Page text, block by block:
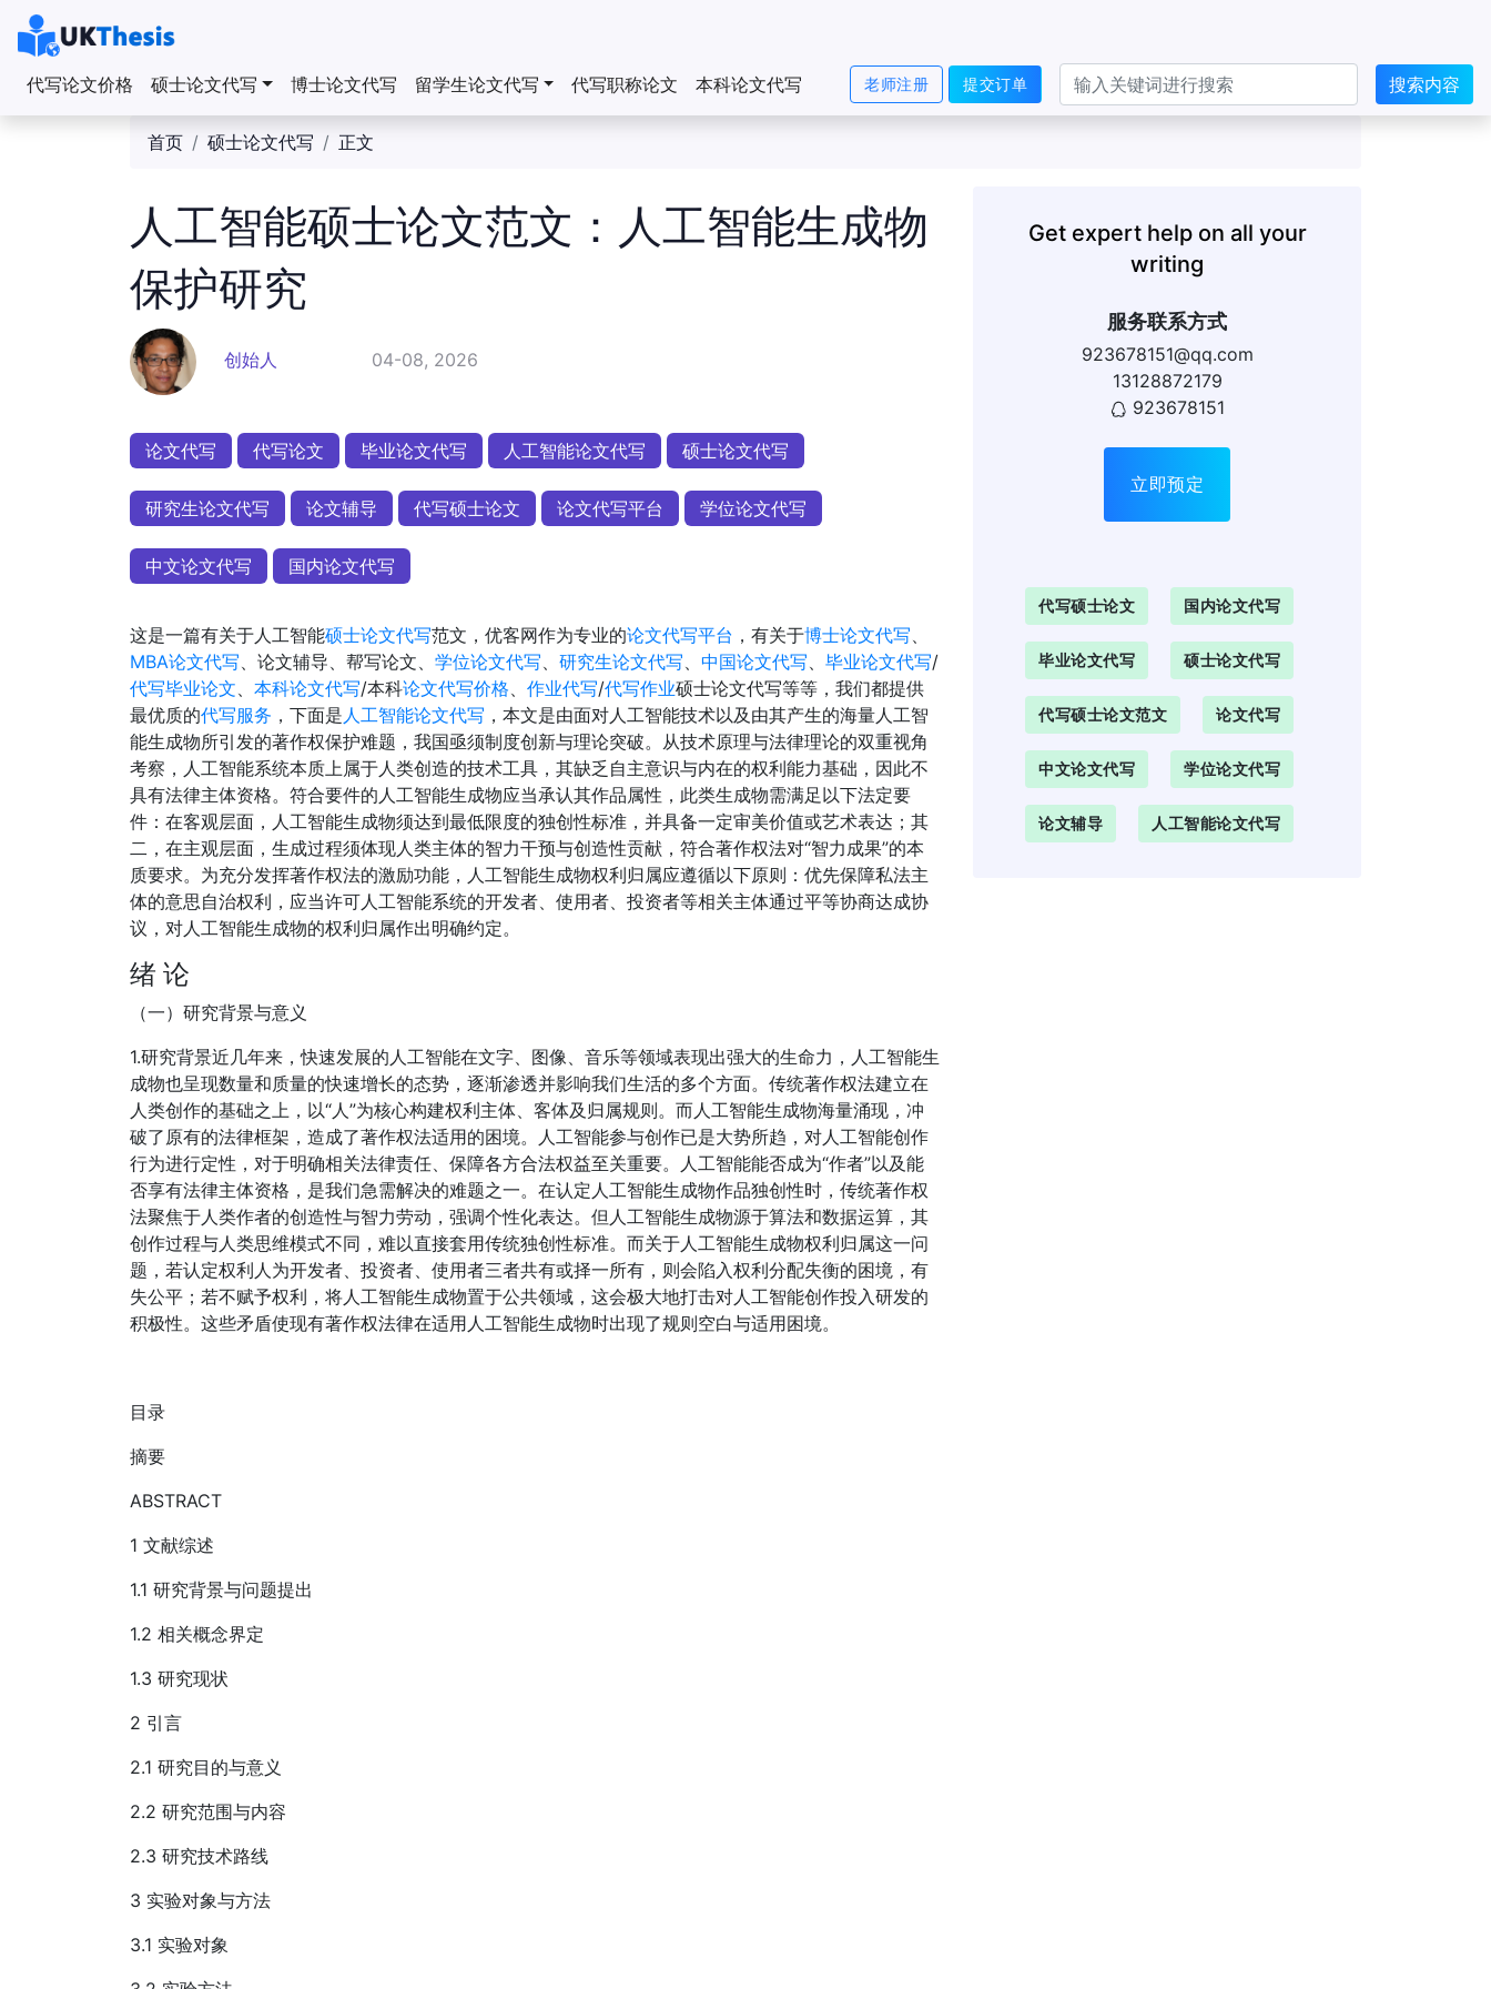
代写论文价格 硕士论文代写 博士论文代写 留学生论文代写 代写职称论文 本科论文代写 搜索内容
老师注册 提交订单
首页 硕士论文代写 正文
人工智能硕士论文范文：​人工智能生成物
保护研究
创始人 04-08, 2026
论文代写 代写论文 毕业论文代写 人工智能论文代写 硕士论文代写
研究生论文代写 论文辅导 代写硕士论文 论文代写平台 学位论文代写
中文论文代写 国内论文代写
这是一篇有关于人工智能硕士论文代写范文，优客网作为专业的论文代写平台 ，有关于博士论文代写、
MBA论文代写、论文辅导、帮写论文、 学位论文代写、 研究生论文代写、 中国论文代写、 毕业论文代写/
代写毕业论文、 本科论文代写/本科论文代写价格、 作业代写/代写作业硕士论文代写等等，我们都提供
最优质的代写服务 ，下面是人工智能论文代写 ，本文是由面对人工智能技术以及由其产生的海量人工智
能生成物所引发的著作权保护难题，我国亟须制度创新与理论突破。从技术原理与法律理论的双重视角
考察，人工智能系统本质上属于人类创造的技术工具，其缺乏自主意识与内在的权利能力基础，因此不
具有法律主体资格。符合要件的人工智能生成物应当承认其作品属性，此类生成物需满足以下法定要
件：在客观层面，人工智能生成物须达到最低限度的独创性标准，并具备一定审美价值或艺术表达；其
二，在主观层面，生成过程须体现人类主体的智力干预与创造性贡献，符合著作权法对“智力成果”的本
质要求。为充分发挥著作权法的激励功能，人工智能生成物权利归属应遵循以下原则：优先保障私法主
体的意思自治权利，应当许可人工智能系统的开发者、使用者、投资者等相关主体通过平等协商达成协
议，对人工智能生成物的权利归属作出明确约定。
绪 论
（一）研究背景与意义
1.研究背景近几年来，快速发展的人工智能在文字、图像、音乐等领域表现出强大的生命力，人工智能生
成物也呈现数量和质量的快速增长的态势，逐渐渗透并影响我们生活的多个方面。传统著作权法建立在
人类创作的基础之上，以“人”为核心构建权利主体、客体及归属规则。而人工智能生成物海量涌现，冲
破了原有的法律框架，造成了著作权法适用的困境。人工智能参与创作已是大势所趋，对人工智能创作
行为进行定性，对于明确相关法律责任、保障各方合法权益至关重要。人工智能能否成为“作者”以及能
否享有法律主体资格，是我们急需解决的难题之一。在认定人工智能生成物作品独创性时，传统著作权
法聚焦于人类作者的创造性与智力劳动，强调个性化表达。但人工智能生成物源于算法和数据运算，其
创作过程与人类思维模式不同，难以直接套用传统独创性标准。而关于人工智能生成物权利归属这一问
题，若认定权利人为开发者、投资者、使用者三者共有或择一所有，则会陷入权利分配失衡的困境，有
失公平；若不赋予权利，将人工智能生成物置于公共领域，这会极大地打击对人工智能创作投入研发的
积极性。这些矛盾使现有著作权法律在适用人工智能生成物时出现了规则空白与适用困境。
目录
摘要
ABSTRACT
1 文献综述
1.1 研究背景与问题提出
1.2 相关概念界定
1.3 研究现状
2 引言
2.1 研究目的与意义
2.2 研究范围与内容
2.3 研究技术路线
3 实验对象与方法
3.1 实验对象
Get expert help on all your
writing
服务联系方式
923678151@qq.com
13128872179
923678151
立即预定
代写硕士论文 国内论文代写
毕业论文代写 硕士论文代写
代写硕士论文范文 论文代写
中文论文代写 学位论文代写
论文辅导 人工智能论文代写